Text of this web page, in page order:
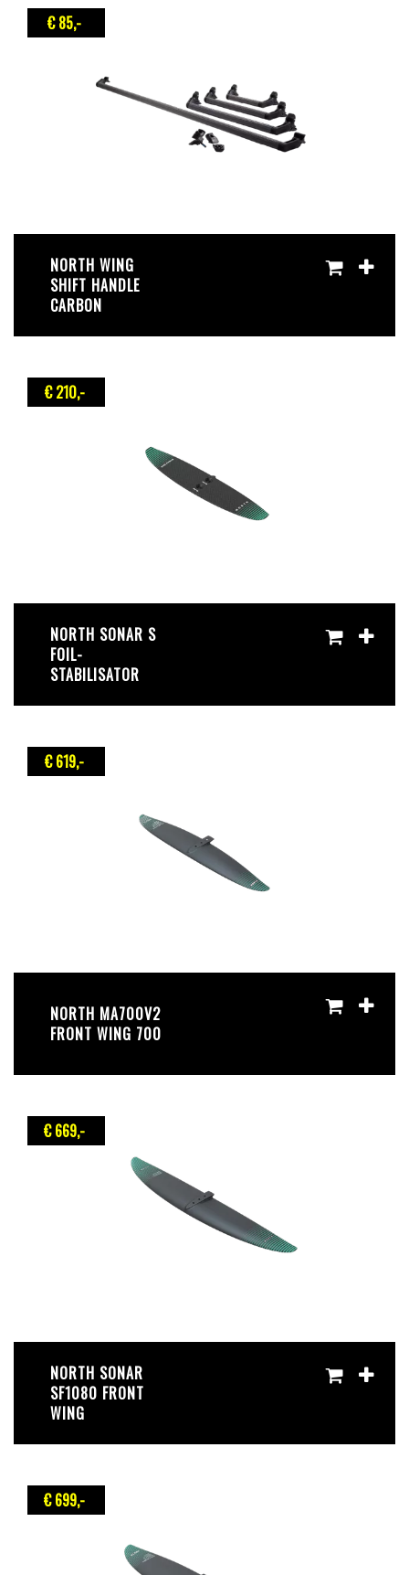
€ 85,-
NORTH WING
SHIFT HANDLE
CARBON
€ 210,-
NORTH SONAR S
FOIL-
STABILISATOR
€ 619,-
NORTH MA700V2
FRONT WING 700
€ 669,-
NORTH SONAR
SF1080 FRONT
WING
€ 699,-